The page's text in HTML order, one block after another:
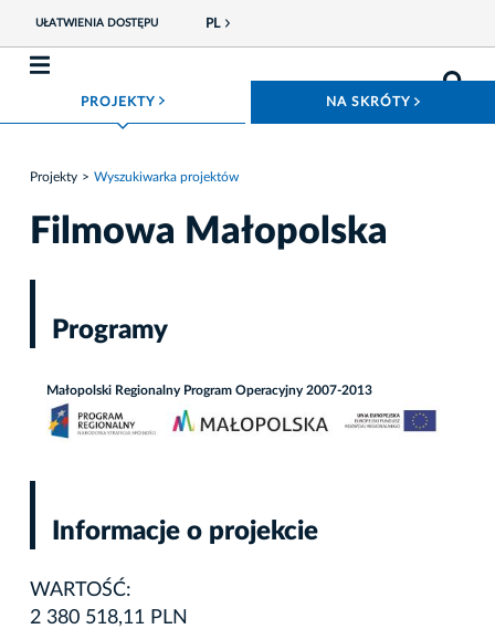
UŁATWIENIA DOSTĘPU PL
PROJEKTY ROZWIŃ MENU NA SKRÓTY
Projekty Wyszukiwarka projektów
Filmowa Małopolska
Programy
Małopolski Regionalny Program Operacyjny 2007-2013
Informacje o projekcie
WARTOŚĆ:
2 380 518,11 PLN